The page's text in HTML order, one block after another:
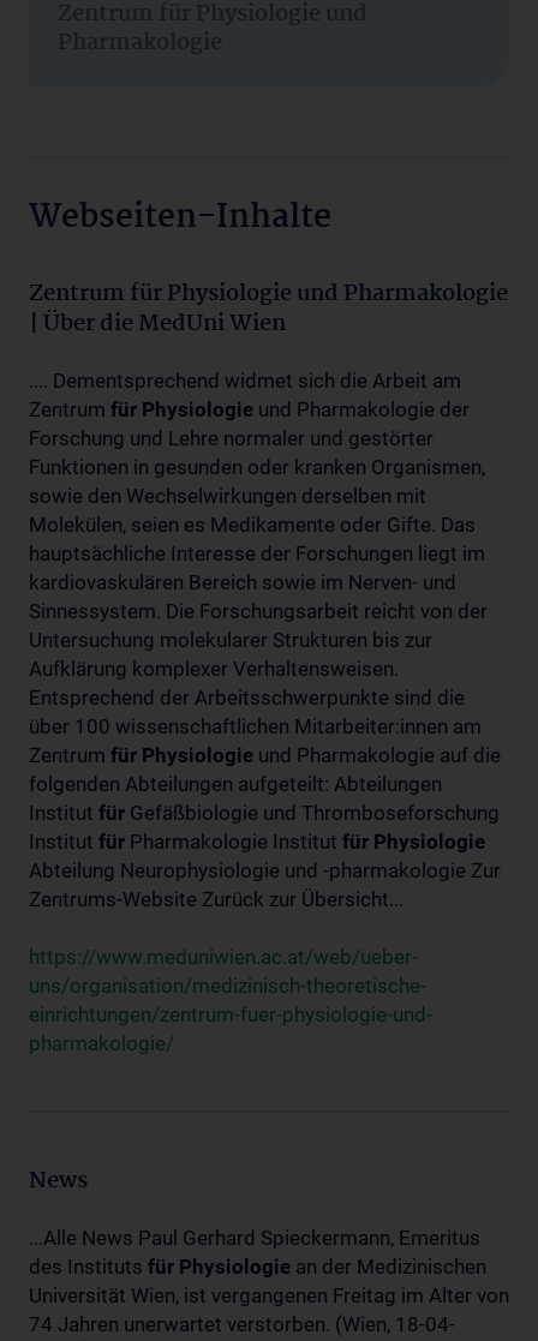
Zentrum für Physiologie und
Pharmakologie
Webseiten-Inhalte
Zentrum für Physiologie und Pharmakologie
| Über die MedUni Wien
.... Dementsprechend widmet sich die Arbeit am
Zentrum für Physiologie und Pharmakologie der
Forschung und Lehre normaler und gestörter
Funktionen in gesunden oder kranken Organismen,
sowie den Wechselwirkungen derselben mit
Molekülen, seien es Medikamente oder Gifte. Das
hauptsächliche Interesse der Forschungen liegt im
kardiovaskulären Bereich sowie im Nerven- und
Sinnessystem. Die Forschungsarbeit reicht von der
Untersuchung molekularer Strukturen bis zur
Aufklärung komplexer Verhaltensweisen.
Entsprechend der Arbeitsschwerpunkte sind die
über 100 wissenschaftlichen Mitarbeiter:innen am
Zentrum für Physiologie und Pharmakologie auf die
folgenden Abteilungen aufgeteilt: Abteilungen
Institut für Gefäßbiologie und Thromboseforschung
Institut für Pharmakologie Institut für Physiologie
Abteilung Neurophysiologie und -pharmakologie Zur
Zentrums-Website Zurück zur Übersicht...
https://www.meduniwien.ac.at/web/ueber-
uns/organisation/medizinisch-theoretische-
einrichtungen/zentrum-fuer-physiologie-und-
pharmakologie/
News
...Alle News Paul Gerhard Spieckermann, Emeritus
des Instituts für Physiologie an der Medizinischen
Universität Wien, ist vergangenen Freitag im Alter von
74 Jahren unerwartet verstorben. (Wien, 18-04-